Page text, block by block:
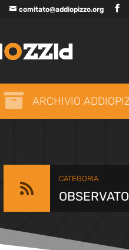
comitato@addiopizzo.org
 ARCHIVIO

CATEGORIA